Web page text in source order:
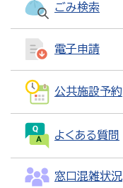
ごみ検索
電子申請
公共施設予約
よくある質問
窓口混雑状況